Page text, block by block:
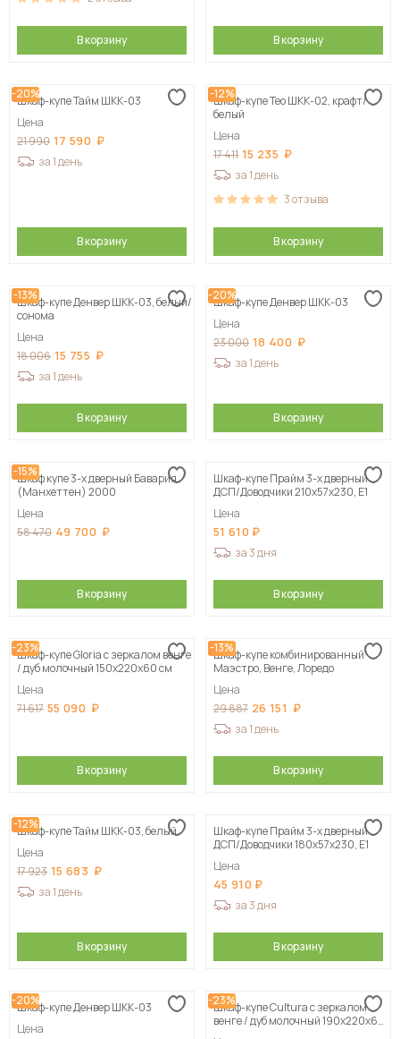
В корзину В корзину
-20%
Шкаф-купе Тайм ШКК-03
Цена
21 990 17 590
за 1 день
В корзину
-12%
Шкаф-купе Тео ШКК-02, крафт/
белый
Цена
17 411 15 235
за 1 день
3отзыва
В корзину
-13%
Шкаф-купе Денвер ШКК-03, белый/
сонома
Цена
18 006 15 755
за 1 день
В корзину
-20%
Шкаф-купе Денвер ШКК-03
Цена
23 000 18 400
за 1 день
В корзину
-15%
Шкаф купе 3-х дверный Бавария
(Манхеттен) 2000
Цена
58 470 49 700
В корзину
Шкаф-купе Прайм 3-х дверный
ДСП/Доводчики 210х57х230, Е1
Цена
51 610
за 3 дня
В корзину
-23%
Шкаф-купе Gloria с зеркалом венге
/ дуб молочный 150х220х60 см
Цена
71 617 55 090
В корзину
-13%
Шкаф-купе комбинированный
Маэстро, Венге, Лоредо
Цена
29 887 26 151
за 1 день
В корзину
-12%
Шкаф-купе Тайм ШКК-03, белый
Цена
17 923 15 683
за 1 день
В корзину
Шкаф-купе Прайм 3-х дверный
ДСП/Доводчики 180х57х230, Е1
Цена
45 910
за 3 дня
В корзину
-20%
Шкаф-купе Денвер ШКК-03
Цена
-23%
Шкаф-купе Cultura с зеркалом
венге / дуб молочный 190х220х60